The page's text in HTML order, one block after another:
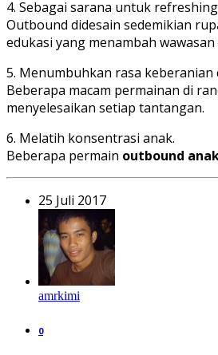
4. Sebagai sarana untuk
Outbound didesain sedemikian
edukasi yang menambah wawasan
5. Menumbuhkan rasa keberanian
Beberapa macam permainan di
menyelesaikan setiap tantangan.
6. Melatih konsentrasi anak.
Beberapa permain outbound
25 Juli 2017
amrkimi
0